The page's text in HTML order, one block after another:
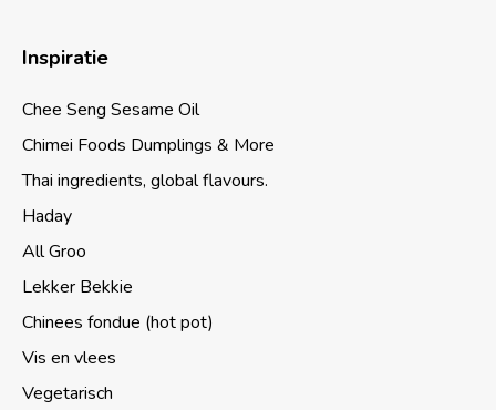
Inspiratie
Chee Seng Sesame Oil
Chimei Foods Dumplings & More
Thai ingredients, global flavours.
Haday
All Groo
Lekker Bekkie
Chinees fondue (hot pot)
Vis en vlees
Vegetarisch